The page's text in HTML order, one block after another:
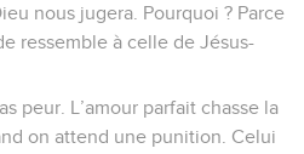
nous jugera. Pourquoi ? Parce
ressemble à celle de Jésus-
peur. L’amour parfait chasse la
on attend une punition. Celui